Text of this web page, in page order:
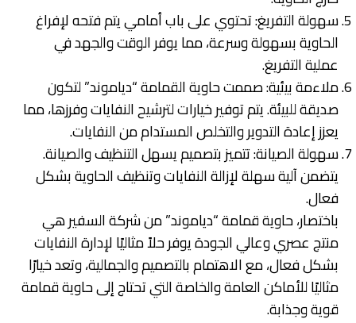
سهولة التفريغ: تحتوي على باب أمامي يتم فتحه لإفراغ
الحاوية بسهولة وسرعة، مما يوفر الوقت والجهد في
عملية التفريغ.
ملاءمة بيئية: صممت حاوية القمامة “دياموند” لتكون
صديقة للبيئة. يتم توفير خيارات لترشيح النفايات وفرزها، مما
يعزز إعادة التدوير والتخلص المستدام من النفايات.
سهولة الصيانة: تتميز بتصميم يسهل التنظيف والصيانة.
يتضمن آلية سهلة لإزالة النفايات وتنظيف الحاوية بشكل
فعال.
باختصار، حاوية قمامة “دياموند” من شركة السفير هي
منتج عصري وعالي الجودة يوفر حلاً مثاليًا لإدارة النفايات
بشكل فعال، مع الاهتمام بالتصميم والجمالية، وتعد خيارًا
مثاليًا للأماكن العامة والخاصة التي تحتاج إلى حاوية قمامة
قوية وجذابة.